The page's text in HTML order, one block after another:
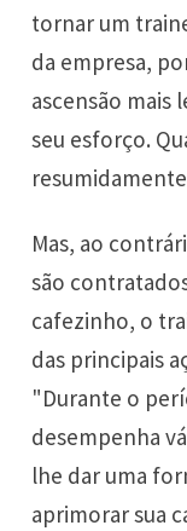
tornar um
da empresa,
ascensão mais
seu esforço.
Mas, ao
são
cafezinho, o
das principais
"Durante o
desempenha
lhe dar uma
aprimorar sua